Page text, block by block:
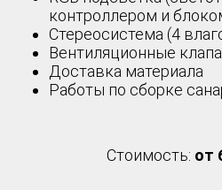
контроллером и
Стереосистема (4
Вентиляционные
Доставка материала
Работы по сборке
Стоимость: от